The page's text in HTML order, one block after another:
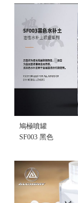
鳩極噴罐
SF003 黑色
盒況)
售價:175